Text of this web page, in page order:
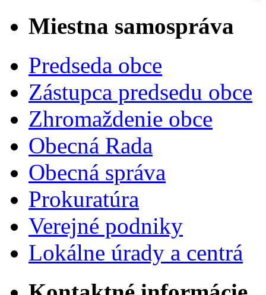
Miestna samospráva
Predseda obce
Zástupca predsedu obce
Zhromaždenie obce
Obecná Rada
Obecná správa
Prokuratúra
Verejné podniky
Lokálne úrady a centrá